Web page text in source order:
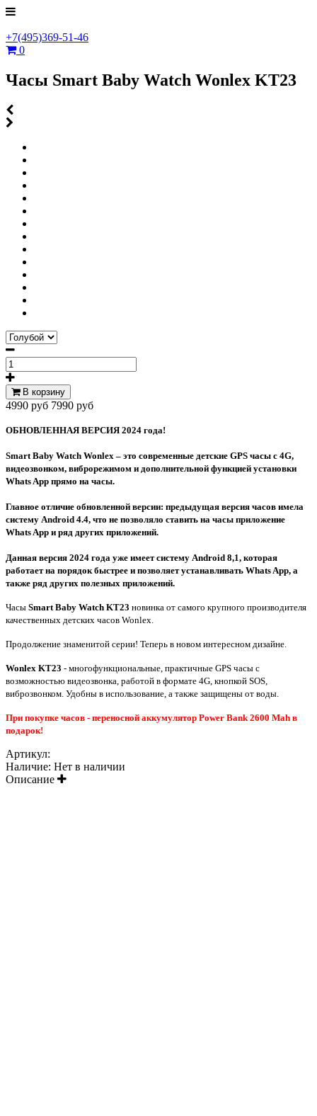
+7(495)369-51-46
0
Часы Smart Baby Watch Wonlex KT23
В корзину
4990 руб 7990 руб
ОБНОВЛЕННАЯ ВЕРСИЯ 2024 года!
Smart Baby Watch Wonlex – это современные детские GPS часы с 4G,
видеозвонком, виброрежимом и дополнительной функцией установки
Whats App прямо на часы.
Главное отличие обновленной версии: предыдущая версия часов имела
систему Android 4.4, что не позволяло ставить на часы приложение
Whats App и ряд других приложений.
Данная версия 2024 года уже имеет систему Android 8,1, которая
работает на порядок быстрее и позволяет устанавливать Whats App, а
также ряд других полезных приложений.
Часы Smart Baby Watch KT23 новинка от самого крупного производителя
качественных детских часов Wonlex.
Продолжение знаменитой серии! Теперь в новом интересном дизайне.
Wonlex KT23 - многофункциональные, практичные GPS часы с
возможностью видеозвонка, работой в формате 4G, кнопкой SOS,
виброзвонком. Удобны в использование, а также защищены от воды.
При покупке часов - переносной аккумулятор Power Bank 2600 Mah в
подарок!
Артикул:
Наличие: Нет в наличии
Описание